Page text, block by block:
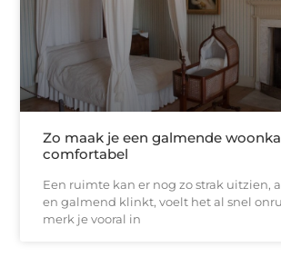
Zo maak je een galmende
comfortabel
Een ruimte kan er nog zo strak uitzien,
en galmend klinkt, voelt het al snel
merk je vooral in